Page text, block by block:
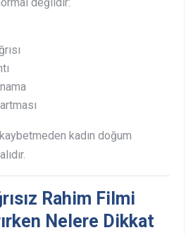
kadın doğum
Rahim Filmi
Nelere Dikkat